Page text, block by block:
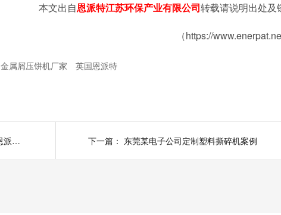
本文出自恩派特江苏环保产业有限公司转载请说明出处及
（https://
金属屑压饼机厂家
英国恩派特
DF汽车零部件（集团）有限公司与恩派特定制铝屑压饼机案例 下一篇： 东莞某电子公司定制塑料撕碎机案例